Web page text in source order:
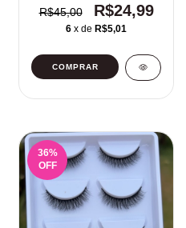
R$45,00 R$24,99
6 x de R$5,01
36%
OFF